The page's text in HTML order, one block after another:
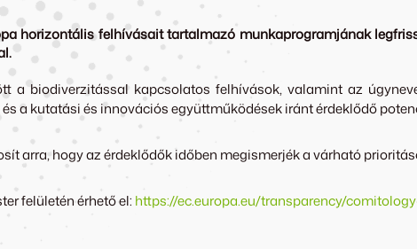
horizontális felhívásait tartalmazó munkaprogramjának
a biodiverzitással kapcsolatos felhívások, valamint az
a kutatási és innovációs együttműködések iránt érdeklődő
arra, hogy az érdeklődők időben megismerjék a várható
felületén érhető el: https://ec.europa.eu/transparency/